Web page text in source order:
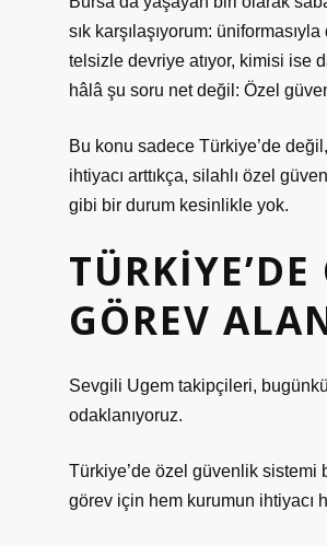
sık karşılaşıyorum:
telsizle devriye atıyor, kimisi ise
hâlâ şu soru net değil: Özel
Bu konu sadece Türkiye’de
ihtiyacı arttıkça, silahlı özel
gibi bir durum kesinlikle yok.
GÖREV
Sevgili Ugem takipçileri,
odaklanıyoruz.
Türkiye’de özel güvenlik sistemi
görev için hem kurumun ihtiyacı